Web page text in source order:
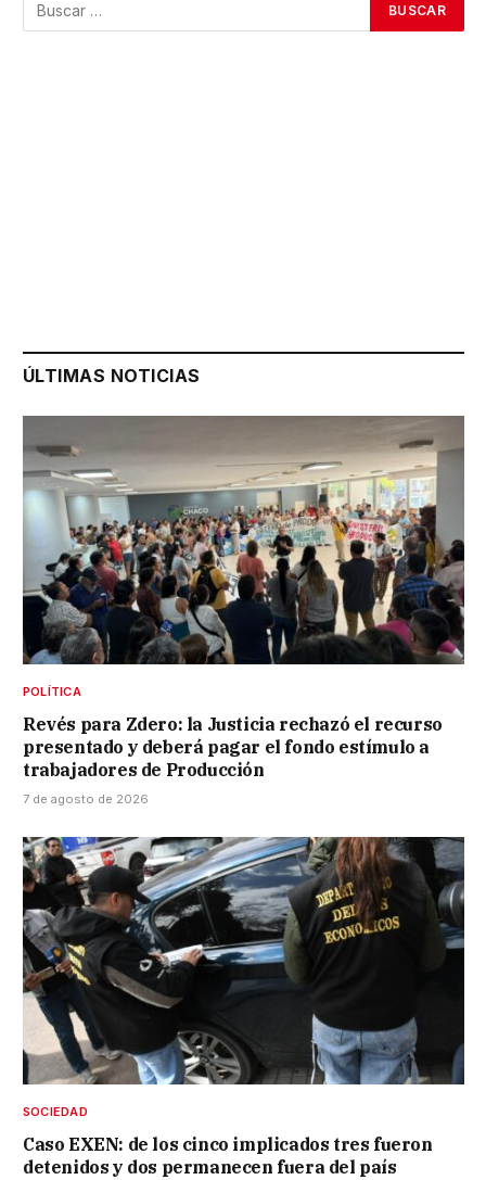
ÚLTIMAS NOTICIAS
POLÍTICA
Revés para Zdero: la Justicia rechazó el recurso
presentado y deberá pagar el fondo estímulo a
trabajadores de Producción
7 de agosto de 2026
SOCIEDAD
Caso EXEN: de los cinco implicados tres fueron
detenidos y dos permanecen fuera del país